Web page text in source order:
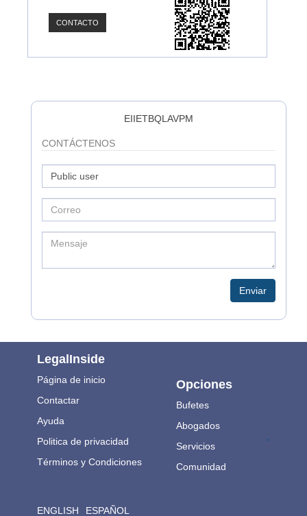
CONTACTO
EIIETBQLAVPM
CONTÁCTENOS
Enviar
LegalInside
Página de inicio
Contactar
Ayuda
Politica de privacidad
Términos y Condiciones
ENGLISH ESPAÑOL
Opciones
Bufetes
Abogados
Servicios
Comunidad
.